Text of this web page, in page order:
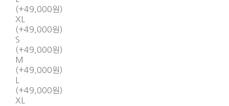
(+49,000원)
XL
(+49,000원)
S
(+49,000원)
M
(+49,000원)
(+49,000원)
XL